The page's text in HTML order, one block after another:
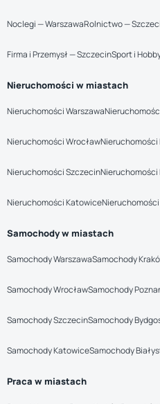
Noclegi — WarszawaRolnictwo —
Firma i Przemysł — SzczecinSport i
Nieruchomości w miastach
Nieruchomości Warszawa
Nieruchomości WrocławNieruchomości
Nieruchomości SzczecinNieruchomości
Nieruchomości Katowice
Samochody w miastach
Samochody WarszawaSamochody
Samochody WrocławSamochody
Samochody SzczecinSamochody
Samochody KatowiceSamochody
Praca w miastach